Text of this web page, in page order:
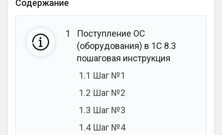
Содержание
1
Поступление ОС
(оборудования) в 1С 8.3
пошаговая инструкция
1.1 Шаг №1
1.2 Шаг №2
1.3 Шаг №3
1.4Шаг №4